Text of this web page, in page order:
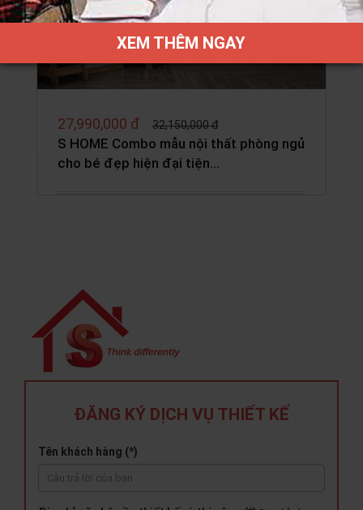
27,990,000 đ 32,150,000 đ
S HOME Combo mẫu nội thất phòng ngủ
cho bé đẹp hiện đại tiện…
ĐĂNG KÝ DỊCH VỤ THIẾT KẾ
Tên khách hàng (*)
XEM THÊM NGAY